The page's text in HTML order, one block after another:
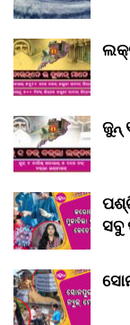
ଜୁନ୍
ସବୁ